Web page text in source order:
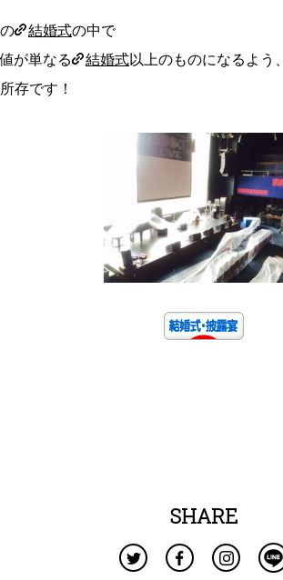
結婚式の中で
が単なる
結婚式以上のものになるよう、
存です！
SHARE